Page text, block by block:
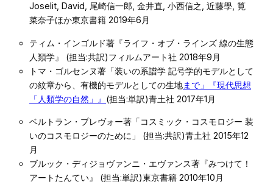
Joselit, David, 尾崎信一郎, 金井直, 小西信之, 近藤學, 筧
菜奈子ほか東京書籍 2019年6月
ティム・インゴルド著『ライフ・オブ・ラインズ 線の生態
人類学』
(担当:共訳)フィルムアート社 2018年9月
トマ・ゴルセンヌ著「装いの系譜学 記号学的モデルとして
の紋章から、有機的モデルとしての生地まで」『現代思想
「人類学の自然」』 (担当:単訳)青土社 2017年1月
ベルトラン・プレヴォー著「コスミック・コスモロジー 装
いのコスモロジーのために」
(担当:共訳)青土社 2015年12
月
ブルック・ディジョヴァンニ・エヴァンス著『みつけて！
アートたんてい』
(担当:単訳)東京書籍 2010年10月